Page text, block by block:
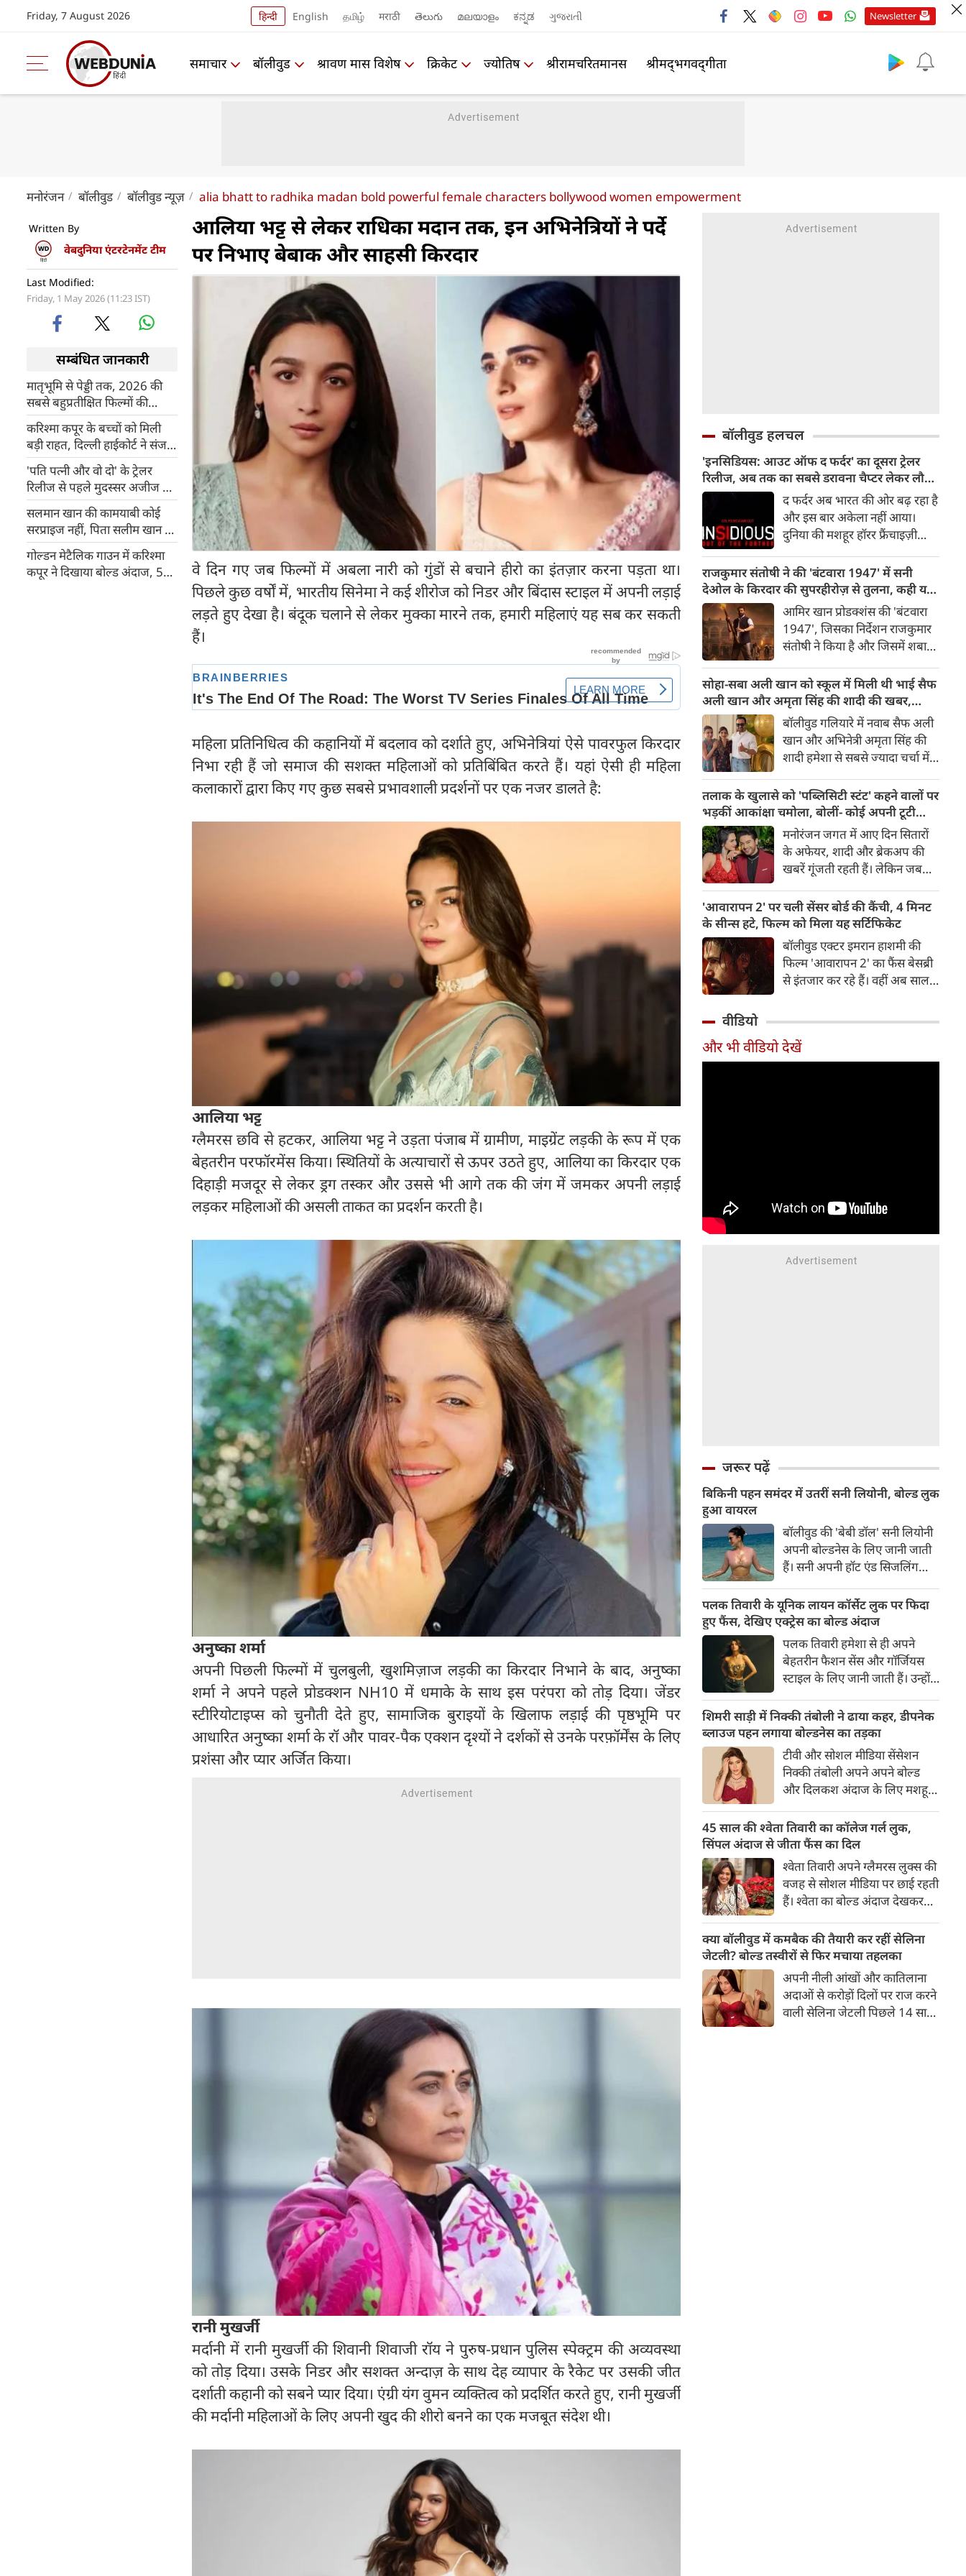
Friday, 7 August 2026 हिन्दी English தமிழ் मराठी తెలుగు മലയാളം ಕನ್ನಡ ગુજરાતી Newsletter
समाचार बॉलीवुड श्रावण मास विशेष क्रिकेट ज्योतिष श्रीरामचरितमानस श्रीमद्‍भगवद्‍गीता
मनोरंजन बॉलीवुड बॉलीवुड न्यूज़ alia bhatt to radhika madan bold powerful female characters bollywood women empowerment
Written By
वेबदुनिया एंटरटेनमेंट टीम
Last Modified:
Friday, 1 May 2026 (11:23 IST)
सम्बंधित जानकारी
मातृभूमि से पेड्डी तक, 2026 की
सबसे बहुप्रतीक्षित फिल्मों की
धमाकेदार लिस्ट
करिश्मा कपूर के बच्चों को मिली
बड़ी राहत, दिल्ली हाईकोर्ट ने संजय
कपूर की संपत्ति पर लगाया स्टे
'पति पत्नी और वो दो' के ट्रेलर
रिलीज से पहले मुदस्सर अजीज ने
की आयुष्मान खुराना की तारीफ
सलमान खान की कामयाबी कोई
सरप्राइज नहीं, पिता सलीम खान ने
पहले ही की थी भविष्यवाणी
गोल्डन मेटैलिक गाउन में करिश्मा
कपूर ने दिखाया बोल्ड अंदाज, 51
आलिया भट्ट से लेकर राधिका मदान तक, इन अभिनेत्रियों ने पर्दे
पर निभाए बेबाक और साहसी किरदार
वे दिन गए जब फिल्मों में अबला नारी को गुंडों से बचाने हीरो का इंतज़ार करना पड़ता था।
पिछले कुछ वर्षों में, भारतीय सिनेमा ने कई शीरोज को निडर और बिंदास स्टाइल में अपनी लड़ाई
लड़ते हुए देखा है। बंदूक चलाने से लेकर मुक्का मारने तक, हमारी महिलाएं यह सब कर सकती
हैं।
महिला प्रतिनिधित्व की कहानियों में बदलाव को दर्शाते हुए, अभिनेत्रियां ऐसे पावरफुल किरदार
निभा रही हैं जो समाज की सशक्त महिलाओं को प्रतिबिंबित करते हैं। यहां ऐसी ही महिला
कलाकारों द्वारा किए गए कुछ सबसे प्रभावशाली प्रदर्शनों पर एक नजर डालते है:
आलिया भट्ट
ग्लैमरस छवि से हटकर, आलिया भट्ट ने उड़ता पंजाब में ग्रामीण, माइग्रेंट लड़की के रूप में एक
बेहतरीन परफॉरमेंस किया। स्थितियों के अत्याचारों से ऊपर उठते हुए, आलिया का किरदार एक
दिहाड़ी मजदूर से लेकर ड्रग तस्कर और उससे भी आगे तक की जंग में जमकर अपनी लड़ाई
लड़कर महिलाओं की असली ताकत का प्रदर्शन करती है।
अनुष्का शर्मा
अपनी पिछली फिल्मों में चुलबुली, खुशमिज़ाज लड़की का किरदार निभाने के बाद, अनुष्का
शर्मा ने अपने पहले प्रोडक्शन NH10 में धमाके के साथ इस परंपरा को तोड़ दिया। जेंडर
स्टीरियोटाइप्स को चुनौती देते हुए, सामाजिक बुराइयों के खिलाफ लड़ाई की पृष्ठभूमि पर
आधारित अनुष्का शर्मा के रॉ और पावर-पैक एक्शन दृश्यों ने दर्शकों से उनके परफ़ॉर्मेंस के लिए
प्रशंसा और प्यार अर्जित किया।
रानी मुखर्जी
मर्दानी में रानी मुखर्जी की शिवानी शिवाजी रॉय ने पुरुष-प्रधान पुलिस स्पेक्ट्रम की अव्यवस्था
को तोड़ दिया। उसके निडर और सशक्त अन्दाज़ के साथ देह व्यापार के रैकेट पर उसकी जीत
दर्शाती कहानी को सबने प्यार दिया। एंग्री यंग वुमन व्यक्तित्व को प्रदर्शित करते हुए, रानी मुखर्जी
की मर्दानी महिलाओं के लिए अपनी खुद की शीरो बनने का एक मजबूत संदेश थी।
बॉलीवुड हलचल
'इनसिडियस: आउट ऑफ द फर्दर' का दूसरा ट्रेलर
रिलीज, अब तक का सबसे डरावना चैप्टर लेकर लौट
रही हॉरर फ्रैंचाइजीद फर्दर अब भारत की ओर बढ़ रहा है
और इस बार अकेला नहीं आया।
दुनिया की मशहूर हॉरर फ्रैंचाइज़ी
चुका है, जो दर्शकों को इस डरावनी
दुनिया में और गहराई तक ले जाता है।
रोंगटे खड़े कर देने वाले नए दृश्यों से
भरपूर यह ट्रेलर इनसिडियस सीरीज़
के अब तक के सबसे डरावने और
सबसे अंधेरे अध्याय की झलक देता
है।
राजकुमार संतोषी ने की 'बंटवारा 1947' में सनी
देओल के किरदार की सुपरहीरोज़ से तुलना, कही यह
बात
आमिर खान प्रोडक्शंस की 'बंटवारा
1947', जिसका निर्देशन राजकुमार
संतोषी ने किया है और जिसमें शबाना
जिंटा मुख्य भूमिकाओं में हैं, 14
अगस्त 2026 को दुनियाभर के
सिनेमाघरों में रिलीज़ होगी। हाल ही में
रिलीज हुए फिल्म के ट्रेलर ने भारत के
बंटवारे के दर्दनाक इतिहास की दमदार
झलक दिखाकर दर्शकों के बीच
फिल्म को लेकर उत्साह और भी बढ़ा
दिया है।
सोहा-सबा अली खान को स्कूल में मिली थी भाई सैफ
अली खान और अमृता सिंह की शादी की खबर,
बताया चौंकाने वाला किस्साबॉलीवुड गलियारे में नवाब सैफ अली
खान और अभिनेत्री अमृता सिंह की
शादी हमेशा से सबसे ज्यादा चर्चा में
साल 1991 में हुई इस शादी को
लेकर आज भी कई ऐसे राज़ हैं,
जिनसे पर्दा उठना बाकी है। हाल ही में
सैफ अली खान की बहनों—अभिनेत्री
सोहा अली खान और सबा अली खान
ने इस शादी से जुड़ा एक बेहद
दिलचस्प और चौंकाने वाला किस्सा
साझा किया है।
तलाक के खुलासे को 'पब्लिसिटी स्टंट' कहने वालों पर
भड़कीं आकांक्षा चमोला, बोलीं- कोई अपनी टूटी
शादी का तमाशा नहीं बनातामनोरंजन जगत में आए दिन सितारों
के अफेयर, शादी और ब्रेकअप की
खबरें गूंजती रहती हैं। लेकिन जब
पॉपुलर कपल्स के अलग होने की
खबर आती है, तो फैंस का दिल टूट
जाता है। टीवी इंडस्ट्री के मशहूर और
टैलेंटेड एक्टर गौरव खन्ना और उनकी
पत्नी व एक्ट्रेस आकांक्षा चमोला इन
दिनों अपने रिश्ते को लेकर जबरदस्त
'आवारापन 2' पर चली सेंसर बोर्ड की कैंची, 4 मिनट
के सीन्स हटे, फिल्म को मिला यह सर्टिफिकेट
बॉलीवुड एक्टर इमरान हाशमी की
फिल्म 'आवारापन 2' का फैंस बेसब्री
से इंतजार कर रहे हैं। वहीं अब साल
फिल्म सर्टिफिकेशन (CBFC) से हरी
झंडी मिल गई है।
वीडियो
और भी वीडियो देखें
जरूर पढ़ें
बिकिनी पहन समंदर में उतरीं सनी लियोनी, बोल्ड लुक
हुआ वायरल
बॉलीवुड की 'बेबी डॉल' सनी लियोनी
अपनी बोल्डनेस के लिए जानी जाती
हैं। सनी अपनी हॉट एंड सिजलिंग
रहती हैं। फैंस सनी लियोनी की तस्वीरों
का बेसब्री से इंतजार करते हैं। इस बार
सनी लियोनी ने मालदीव वेकेशन से
अपनी कुछ बोल्ड तस्वीरें शेयर की है।
पलक तिवारी के यूनिक लायन कॉर्सेट लुक पर फिदा
हुए फैंस, देखिए एक्ट्रेस का बोल्ड अंदाज
पलक तिवारी हमेशा से ही अपने
बेहतरीन फैशन सेंस और गॉर्जियस
स्टाइल के लिए जानी जाती हैं। उन्होंने
फिर फैंस का दिल जीत लिया है।
पलक ने एक बेहद यूनीक और
स्टाइलिश गोल्डन कॉर्सेट टॉप में
अपनी कुछ तस्वीरें शेयर की है।
शिमरी साड़ी में निक्की तंबोली ने ढाया कहर, डीपनेक
ब्लाउज पहन लगाया बोल्डनेस का तड़का
टीवी और सोशल मीडिया सेंसेशन
निक्की तंबोली अपने अपने बोल्ड
और दिलकश अंदाज के लिए मशहूर
इंटरनेट पर तहलका मचाती रहती हैं।
इस बार निक्की ने मरून कलर की
साड़ी में अपनी कुछ सुपर सिजलिंग
तस्वीरें शेयर की है। खूबसूरत शिमरी
साड़ी में निक्की की अदाएं देखने
लायक है।
45 साल की श्वेता तिवारी का कॉलेज गर्ल लुक,
सिंपल अंदाज से जीता फैंस का दिल
श्वेता तिवारी अपने ग्लैमरस लुक्स की
वजह से सोशल मीडिया पर छाई रहती
हैं। श्वेता का बोल्ड अंदाज देखकर
बच्चों की मां हैं। 45 साल की श्वेता
तिवारी की तस्वीरों पर फैंस जमकर
प्यार लुटाते हैं। इस बार श्वेता तिवारी
ने वेकेशन से अपनी कुछ तस्वीरें शेयर
की है।
क्या बॉलीवुड में कमबैक की तैयारी कर रहीं सेलिना
जेटली? बोल्ड तस्वीरों से फिर मचाया तहलका
अपनी नीली आंखों और कातिलाना
अदाओं से करोड़ों दिलों पर राज करने
वाली सेलिना जेटली पिछले 14 साल